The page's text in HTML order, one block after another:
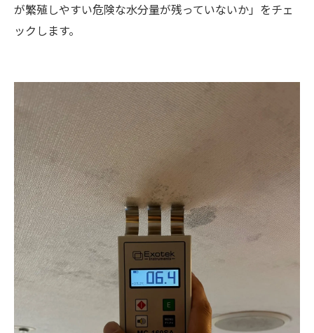
が繁殖しやすい危険な水分量が残っていないか」をチェ
ックします。